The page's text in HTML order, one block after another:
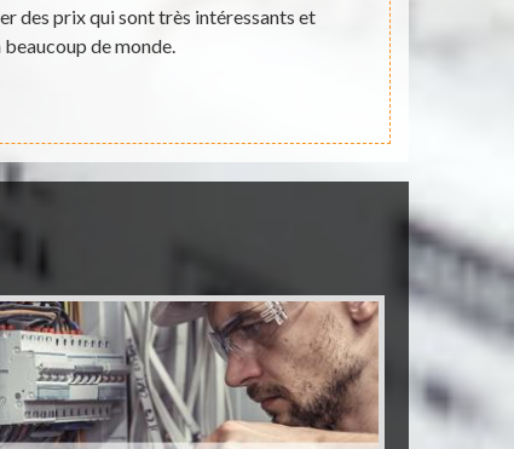
des prix qui sont très intéressants et
de monde.